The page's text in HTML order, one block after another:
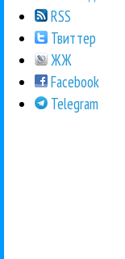
RSS
Твиттер
ЖЖ
Facebook
Telegram